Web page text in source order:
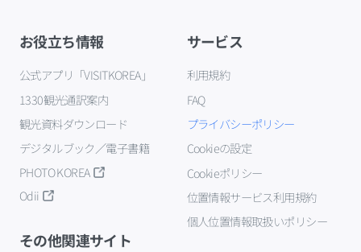
お役立ち情報
公式アプリ「VISITKOREA」
1330観光通訳案内
観光資料ダウンロード
デジタルブック／電子書籍
PHOTO KOREA
Odii
サービス
利用規約
FAQ
プライバシーポリシー
Cookieの設定
Cookieポリシー
位置情報サービス利用規約
個人位置情報取扱いポリシー
その他関連サイト